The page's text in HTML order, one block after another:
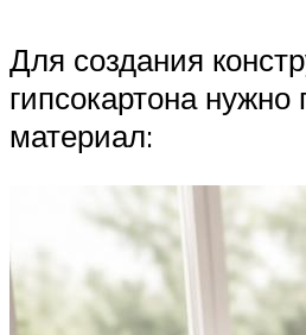
Для создания
гипсокартона нужно
материал: